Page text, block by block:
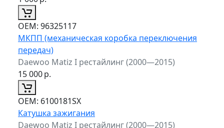
ОЕМ: 96325117
МКПП (механическая коробка переключения
передач)
Daewoo Matiz I рестайлинг (2000—2015)
15 000р.
ОЕМ: 6100181SX
Катушка зажигания
Daewoo Matiz I рестайлинг (2000—2015)